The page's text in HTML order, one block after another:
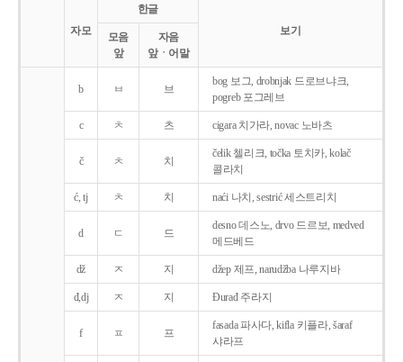
자모
한글
보기
모음
앞
자음
앞ㆍ어말
b ㅂ 브
bog 보그, drobnjak 드로브냐크,
pogreb 포그레브
c ㅊ 츠 cigara 치가라, novac 노바츠
č ㅊ 치
čelik 첼리크, točka 토치카, kolač
콜라치
ć, tj ㅊ 치 naći 나치, sestrić 세스트리치
d ㄷ 드
desno 데스노, drvo 드르보, medved
메드베드
dž ㅈ 지 džep 제프, narudžba 나루지바
đ,dj ㅈ 지 Ðurađ 주라지
f ㅍ 프
fasada 파사다, kifla 키플라, šaraf
샤라프